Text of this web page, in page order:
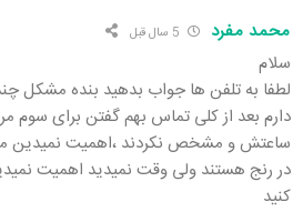
محمد مفرد
سلام
لطفا به تلفن ها جواب بدهید بنده مشکل
دارم بعد از کلی تماس بهم گفتن برای سوم
ساعتش و مشخص نکردند ،اهمیت نمیدین
در رنج هستند ولی وقت نمیدید اهمیت
کنید